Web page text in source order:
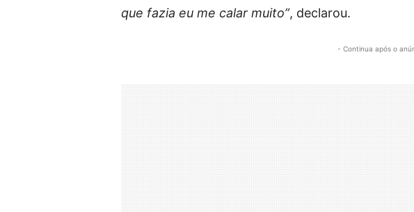
que fazia eu me calar muito”, declarou.
- Continua após o